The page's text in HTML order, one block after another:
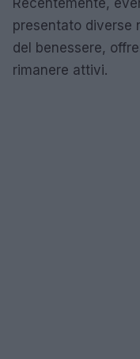
presentato diverse
del benessere,
rimanere attivi.